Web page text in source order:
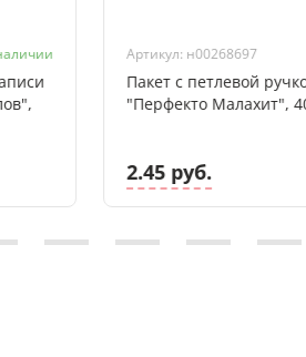
Артикул: н00268697
Пакет с петлевой
"Перфекто Малахит",
2.45 руб.